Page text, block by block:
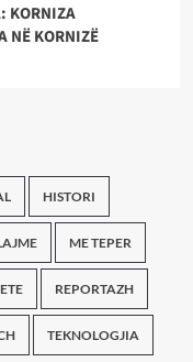
KORNIZA
NË KORNIZË
HISTORI
ME TEPER
REPORTAZH
TEKNOLOGJIA